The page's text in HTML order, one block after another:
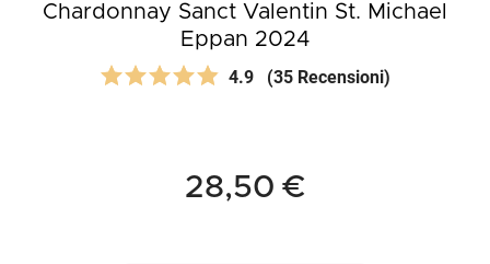
Chardonnay Sanct Valentin St. Michael
Eppan 2024
4.9 (35 Recensioni)
28,50 €